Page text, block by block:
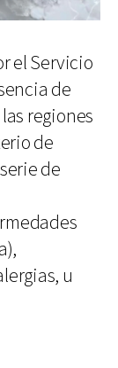
el Servicio
de
regiones
de
de
u